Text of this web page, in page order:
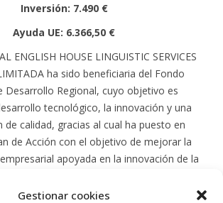
Gestionar cookies
Inversión: 7.490 €
Ayuda UE: 6.366,50 €
ENGLISH HOUSE LINGUISTIC SERVICES
ha sido beneficiaria del Fondo
Desarrollo Regional, cuyo objetivo es
tecnológico, la innovación y una
de calidad, gracias al cual ha puesto en
de Acción con el objetivo de mejorar la
apoyada en la innovación de la
Pyme Innova de la Cámara de